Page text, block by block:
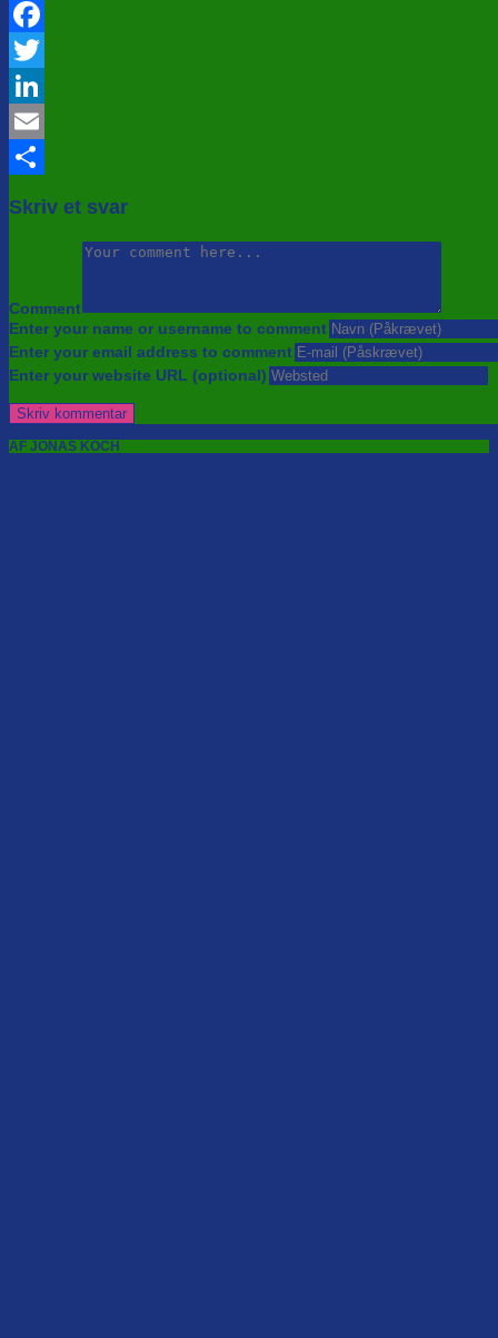
Facebook
Twitter
LinkedIn
Email
Skriv et svar
Comment
Enter your name or username to comment
Enter your email address to comment
Enter your website URL (optional)
AF JONAS KOCH